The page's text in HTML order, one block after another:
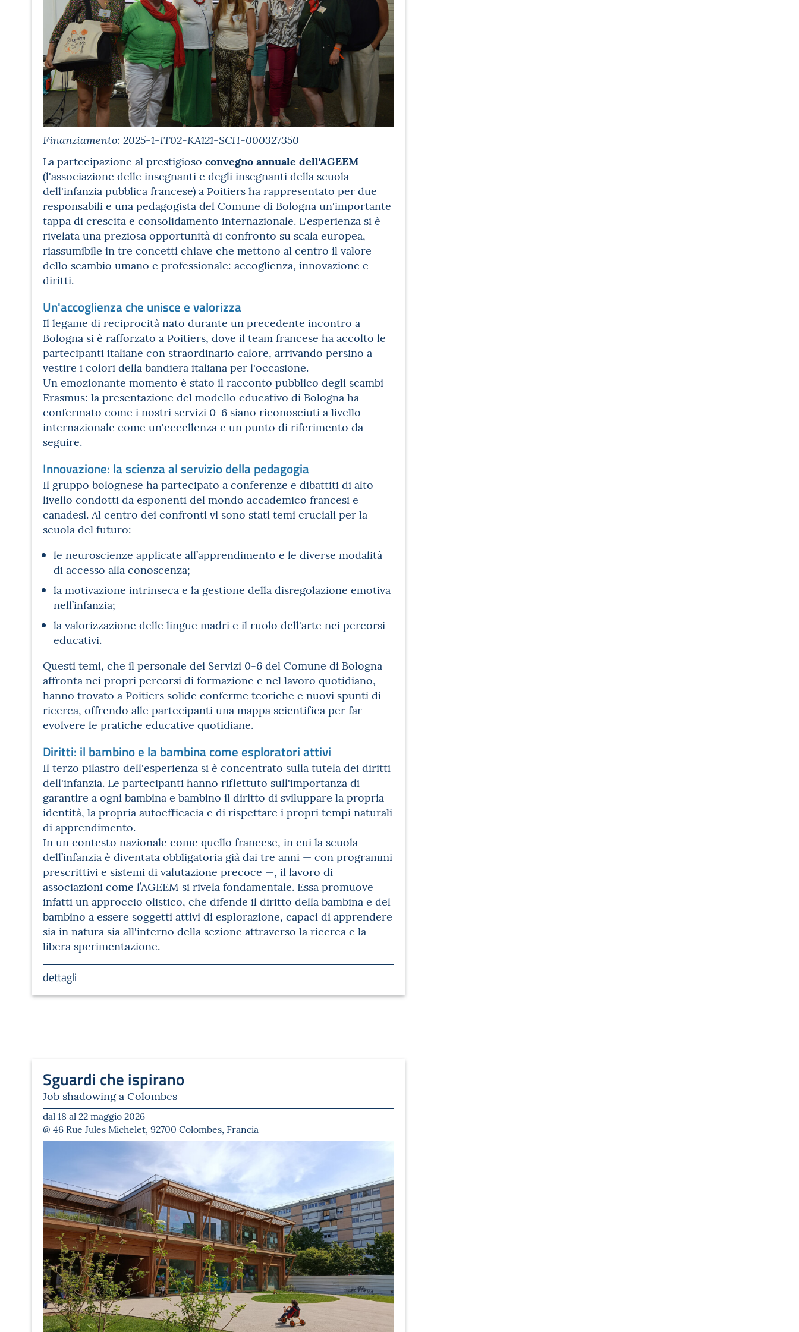
Finanziamento: 2025-1-IT02-KA121-SCH-000327350
La partecipazione al prestigioso convegno annuale dell'AGEEM
(l'associazione delle insegnanti e degli insegnanti della scuola
dell'infanzia pubblica francese) a Poitiers ha rappresentato per due
responsabili e una pedagogista del Comune di Bologna un'importante
tappa di crescita e consolidamento internazionale. L'esperienza si è
rivelata una preziosa opportunità di confronto su scala europea,
riassumibile in tre concetti chiave che mettono al centro il valore
dello scambio umano e professionale: accoglienza, innovazione e
diritti.
Un'accoglienza che unisce e valorizza
Il legame di reciprocità nato durante un precedente incontro a
Bologna si è rafforzato a Poitiers, dove il team francese ha accolto le
partecipanti italiane con straordinario calore, arrivando persino a
vestire i colori della bandiera italiana per l'occasione.
Un emozionante momento è stato il racconto pubblico degli scambi
Erasmus: la presentazione del modello educativo di Bologna ha
confermato come i nostri servizi 0-6 siano riconosciuti a livello
internazionale come un'eccellenza e un punto di riferimento da
seguire.
Innovazione: la scienza al servizio della pedagogia
Il gruppo bolognese ha partecipato a conferenze e dibattiti di alto
livello condotti da esponenti del mondo accademico francesi e
canadesi. Al centro dei confronti vi sono stati temi cruciali per la
scuola del futuro:
le neuroscienze applicate all’apprendimento e le diverse modalità
di accesso alla conoscenza;
la motivazione intrinseca e la gestione della disregolazione emotiva
nell’infanzia;
la valorizzazione delle lingue madri e il ruolo dell'arte nei percorsi
educativi.
Questi temi, che il personale dei Servizi 0-6 del Comune di Bologna
affronta nei propri percorsi di formazione e nel lavoro quotidiano,
hanno trovato a Poitiers solide conferme teoriche e nuovi spunti di
ricerca, offrendo alle partecipanti una mappa scientifica per far
evolvere le pratiche educative quotidiane.
Diritti: il bambino e la bambina come esploratori attivi
Il terzo pilastro dell'esperienza si è concentrato sulla tutela dei diritti
dell'infanzia. Le partecipanti hanno riflettuto sull'importanza di
garantire a ogni bambina e bambino il diritto di sviluppare la propria
identità, la propria autoefficacia e di rispettare i propri tempi naturali
di apprendimento.
In un contesto nazionale come quello francese, in cui la scuola
dell’infanzia è diventata obbligatoria già dai tre anni — con programmi
prescrittivi e sistemi di valutazione precoce —, il lavoro di
associazioni come l’AGEEM si rivela fondamentale. Essa promuove
infatti un approccio olistico, che difende il diritto della bambina e del
bambino a essere soggetti attivi di esplorazione, capaci di apprendere
sia in natura sia all'interno della sezione attraverso la ricerca e la
libera sperimentazione.
dettagli
Sguardi che ispirano
Job shadowing a Colombes
dal 18 al 22 maggio 2026
@ 46 Rue Jules Michelet, 92700 Colombes, Francia